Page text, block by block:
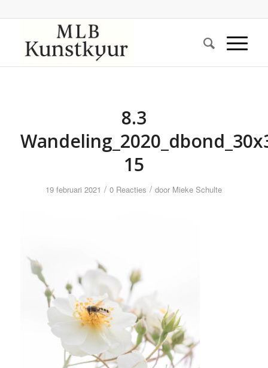
8.3
15
19 februari 2021 / 0 Reacties / door Mieke Schulte